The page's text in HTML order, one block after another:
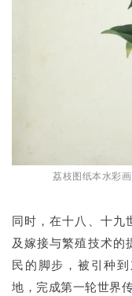
荔枝图纸本水彩
同时，在十八、十九
及嫁接与繁殖技术的
民的脚步，被引种
地，完成第一轮世界传